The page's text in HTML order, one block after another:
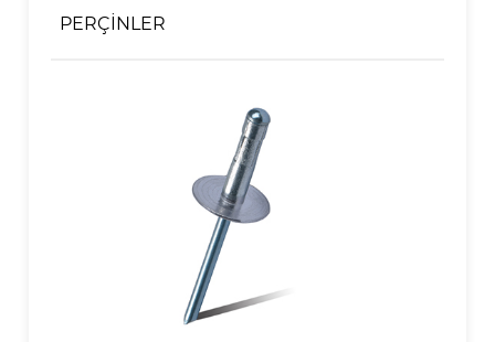
PERÇİNLER